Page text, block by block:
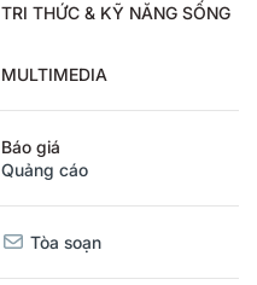
TRI THỨC & KỸ NĂNG SỐNG
MULTIMEDIA
Báo giá
Quảng cáo
Tòa soạn